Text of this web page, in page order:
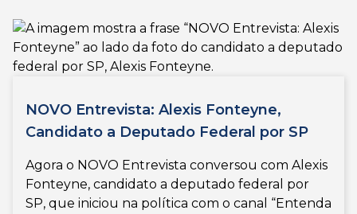
NOVO Entrevista: Alexis Fonteyne,
Candidato a Deputado Federal por SP
Agora o NOVO Entrevista conversou com Alexis
Fonteyne, candidato a deputado federal por
SP, que iniciou na política com o canal “Entenda